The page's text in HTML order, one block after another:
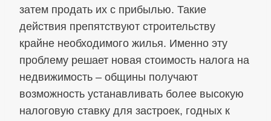
затем продать их с прибылью. Такие
действия препятствуют строительству
крайне необходимого жилья. Именно эту
проблему решает новая стоимость налога на
недвижимость – общины получают
возможность устанавливать более высокую
налоговую ставку для застроек, годных к